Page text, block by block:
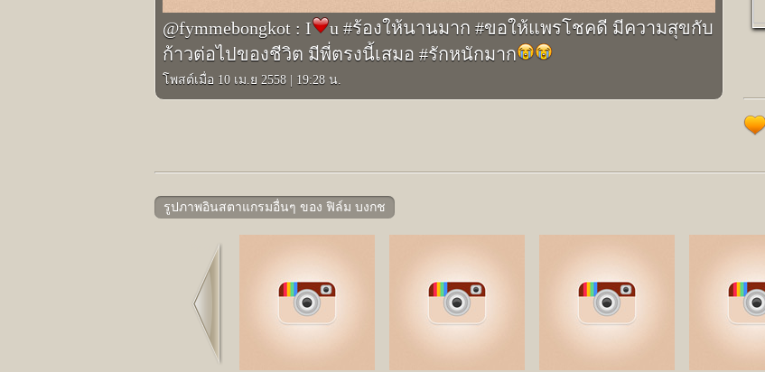
@fymmebongkot : I
️u #ร้องให้นานมาก #ขอให้แพรโชคดี มีความสุขกับ
ก้าวต่อไปของชีวิต มีพี่ตรงนี้เสมอ #รักหนักมาก
โพสต์เมื่อ 10 เม.ย 2558 19:28 น.
รูปภาพอินสตาแกรมอื่นๆ ของ ฟิล์ม บงกช